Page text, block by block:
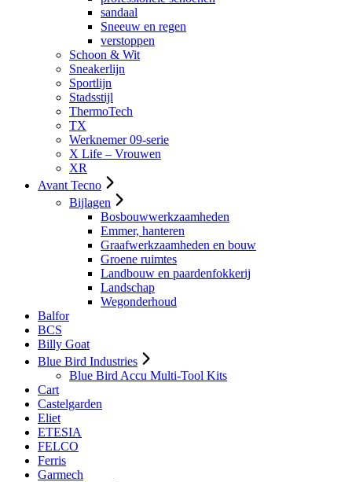
sandaal
Sneeuw en regen
verstoppen
Schoon & Wit
Sneakerlijn
Sportlijn
Stadsstijl
ThermoTech
TX
Werknemer 09-serie
X Life – Vrouwen
XR
Avant Tecno
Bijlagen
Bosbouwwerkzaamheden
Emmer, hanteren
Graafwerkzaamheden en bouw
Groene ruimtes
Landbouw en paardenfokkerij
Landschap
Wegonderhoud
Balfor
BCS
Billy Goat
Blue Bird Industries
Blue Bird Accu Multi-Tool Kits
Cart
Castelgarden
Eliet
ETESIA
FELCO
Ferris
Garmech